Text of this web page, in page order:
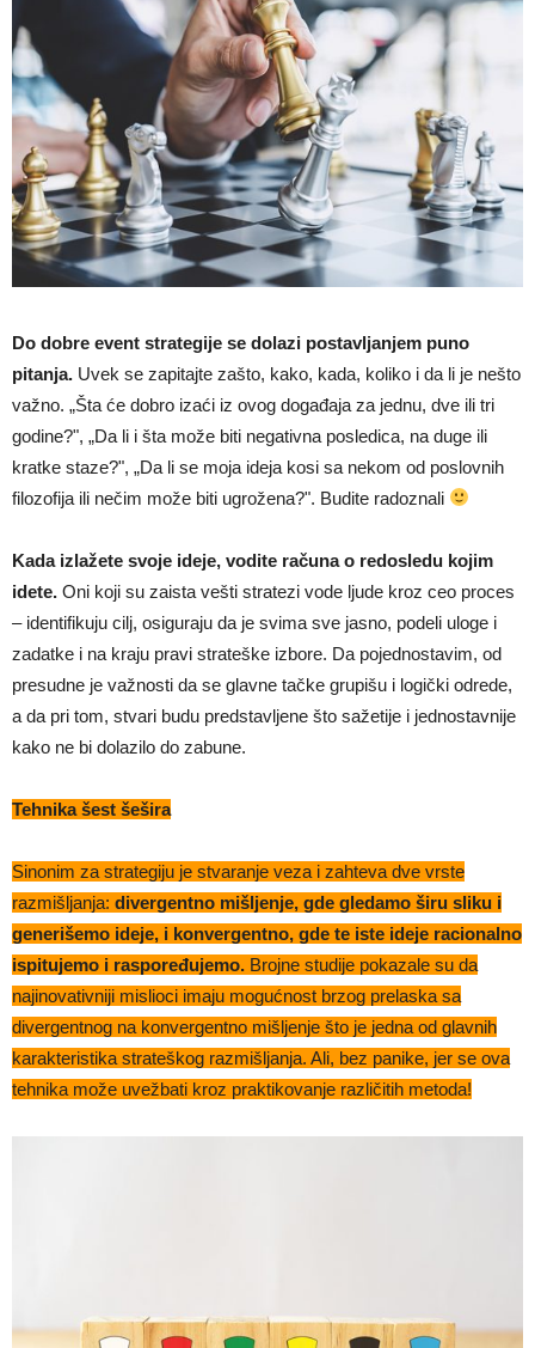
Do dobre event strategije se dolazi postavljanjem puno
pitanja. Uvek se zapitajte zašto, kako, kada, koliko i da li je nešto
važno. „Šta će dobro izaći iz ovog događaja za jednu, dve ili tri
godine?ʺ, „Da li i šta može biti negativna posledica, na duge ili
kratke staze?ʺ, „Da li se moja ideja kosi sa nekom od poslovnih
filozofija ili nečim može biti ugrožena?ʺ. Budite radoznali
Kada izlažete svoje ideje, vodite računa o redosledu kojim
idete. Oni koji su zaista vešti stratezi vode ljude kroz ceo proces
– identifikuju cilj, osiguraju da je svima sve jasno, podeli uloge i
zadatke i na kraju pravi strateške izbore. Da pojednostavim, od
presudne je važnosti da se glavne tačke grupišu i logički odrede,
a da pri tom, stvari budu predstavljene što sažetije i jednostavnije
kako ne bi dolazilo do zabune.
Tehnika šest šešira
Sinonim za strategiju je stvaranje veza i zahteva dve vrste
razmišljanja: divergentno mišljenje, gde gledamo širu sliku i
generišemo ideje, i konvergentno, gde te iste ideje racionalno
ispitujemo i raspoređujemo. Brojne studije pokazale su da
najinovativniji mislioci imaju mogućnost brzog prelaska sa
divergentnog na konvergentno mišljenje što je jedna od glavnih
karakteristika strateškog razmišljanja. Ali, bez panike, jer se ova
tehnika može uvežbati kroz praktikovanje različitih metoda!